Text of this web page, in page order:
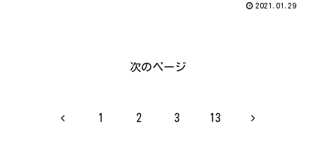
2021.01.29
次のページ
前 1 2 3 13 次